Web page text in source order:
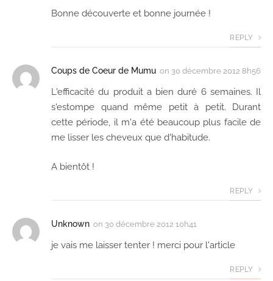
Bonne découverte et bonne journée !
REPLY
Coups de Coeur de Mumu on 30 décembre 2012 8h56
L'efficacité du produit a bien duré 6 semaines. Il
s'estompe quand même petit à petit. Durant
cette période, il m'a été beaucoup plus facile de
me lisser les cheveux que d'habitude.
A bientôt !
REPLY
Unknown on 30 décembre 2012 10h41
je vais me laisser tenter ! merci pour l'article
REPLY